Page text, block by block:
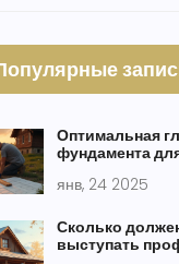
Оптимальная
фундамента
янв, 24 2025
Сколько
выступать